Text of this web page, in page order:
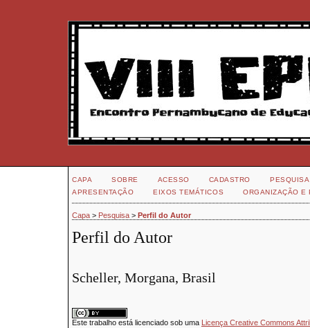
CAPA SOBRE ACESSO CADASTRO
PESQUISA
APRESENTAÇÃO
EIXOS TEMÁTICOS ORGANIZAÇÃO E
Capa > Pesquisa > Perfil do Autor
Perfil do Autor
Scheller, Morgana, Brasil
Este trabalho está licenciado sob uma Licença Creative Commons